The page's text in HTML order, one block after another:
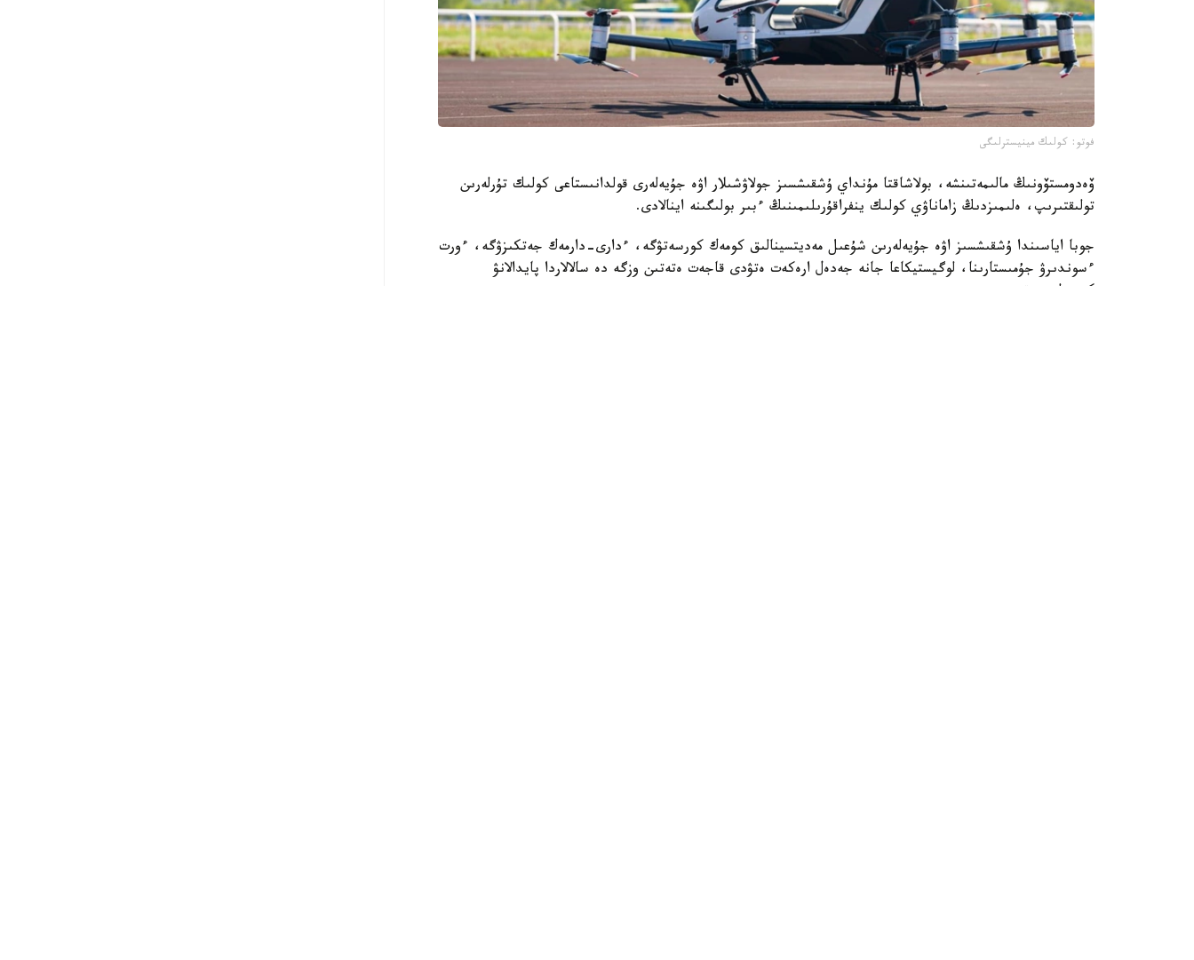
فوتو: كولىك مينيسترلىگى
ۆەدومستۆونىڭ مالىمەتىنشە، بولاشاقتا مۇنداي ۇشقىشسىز جولاۋشىلار اۋە جۇيەلەرى قولدانىستاعى كولىك تۇرلەرىن
تولىقتىرىپ، ەلىمىزدىڭ زاماناۋي كولىك ينفراقۇرىلىمىنىڭ ءبىر بولىگىنە اينالادى.
جوبا اياسىندا ۇشقىشسىز اۋە جۇيەلەرىن شۇعىل مەديتسينالىق كومەك كورسەتۋگە، ءدارى-دارمەك جەتكىزۋگە، ءورت
ءسوندىرۋ جۇمىستارىنا، لوگيستيكاعا جانە جەدەل ارەكەت ەتۋدى قاجەت ەتەتىن وزگە دە سالالاردا پايدالانۋ
كوزدەلىپ وتىر.